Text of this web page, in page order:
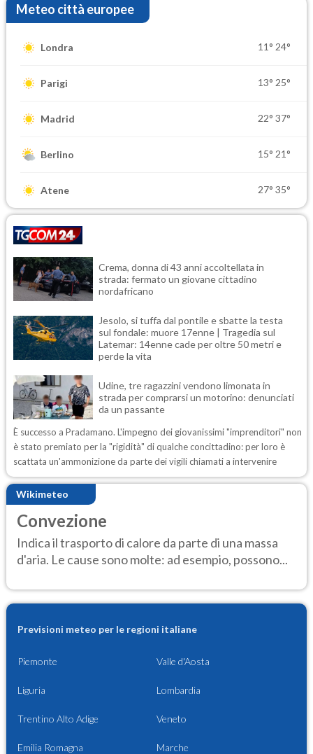
Meteo città europee
Londra 11° 24°
Parigi 13° 25°
Madrid 22° 37°
Berlino 15° 21°
Atene 27° 35°
Crema, donna di 43 anni accoltellata in
strada: fermato un giovane cittadino
nordafricano
Jesolo, si tuffa dal pontile e sbatte la testa
sul fondale: muore 17enne | Tragedia sul
Latemar: 14enne cade per oltre 50 metri e
perde la vita
Udine, tre ragazzini vendono limonata in
strada per comprarsi un motorino: denunciati
da un passante
È successo a Pradamano. L'impegno dei giovanissimi "imprenditori" non
è stato premiato per la "rigidità" di qualche concittadino: per loro è
scattata un'ammonizione da parte dei vigili chiamati a intervenire
Wikimeteo
Convezione
Indica il trasporto di calore da parte di una massa
d'aria. Le cause sono molte: ad esempio, possono...
Previsioni meteo per le regioni italiane
Piemonte Valle d'Aosta
Liguria Lombardia
Trentino Alto Adige Veneto
Emilia Romagna Marche